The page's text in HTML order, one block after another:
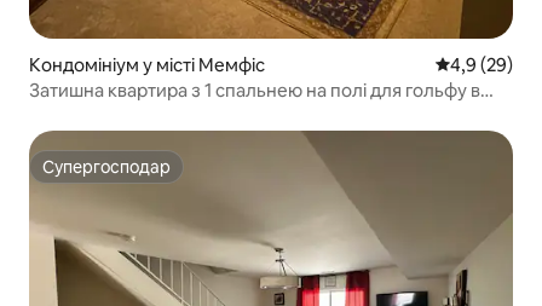
Кондомініум у місті Мемфіс Середня
4,9 (29)
Затишна квартира з 1 спальнею на полі для гольфу в
Супергосподар
Супергосподар